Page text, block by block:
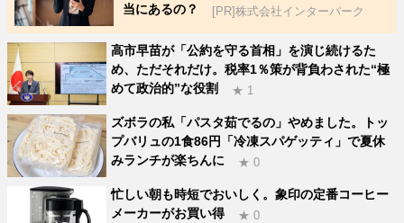
当にあるの？
[PR]株式会社インターパーク
高市早苗が「公約を守る首相」を演じ続けるた
め、ただそれだけ。税率1％策が背負わされた“極
めて政治的”な役割
★ 1
ズボラの私「パスタ茹でるの」やめました。トッ
プバリュの1食86円「冷凍スパゲッティ」で夏休
みランチが楽ちんに
★ 0
忙しい朝も時短でおいしく。象印の定番コーヒー
メーカーがお買い得
★ 0